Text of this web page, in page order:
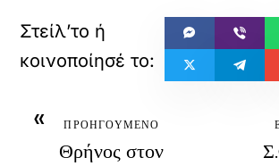
« ΠΡΟΗΓΟΥΜΕΝΟ
Θρήνος στον